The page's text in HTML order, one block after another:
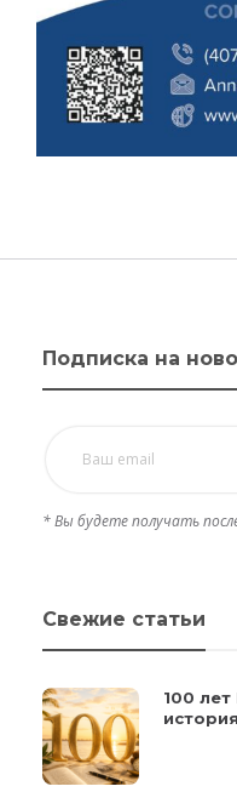
Подписка на
* Вы будете получать
Свежие статьи
100